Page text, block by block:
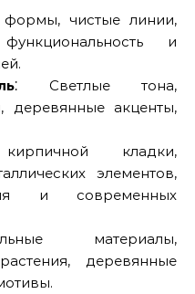
формы, чистые линии,
и
⁚ Светлые тона,
деревянные акценты,
кладки,
элементов,
и современных
материалы,
деревянные